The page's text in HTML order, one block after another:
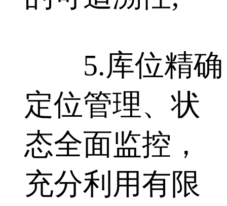
5.库位精确
定位管理、状
态全面监控，
充分利用有限